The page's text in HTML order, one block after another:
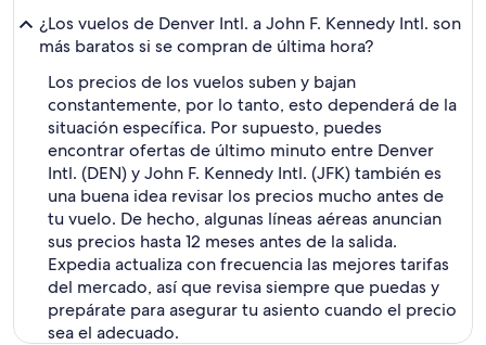
¿Los vuelos de Denver Intl. a John F. Kennedy Intl. son
más baratos si se compran de última hora?
Los precios de los vuelos suben y bajan
constantemente, por lo tanto, esto dependerá de la
situación específica. Por supuesto, puedes
encontrar ofertas de último minuto entre Denver
Intl. (DEN) y John F. Kennedy Intl. (JFK) también es
una buena idea revisar los precios mucho antes de
tu vuelo. De hecho, algunas líneas aéreas anuncian
sus precios hasta 12 meses antes de la salida.
Expedia actualiza con frecuencia las mejores tarifas
del mercado, así que revisa siempre que puedas y
prepárate para asegurar tu asiento cuando el precio
sea el adecuado.